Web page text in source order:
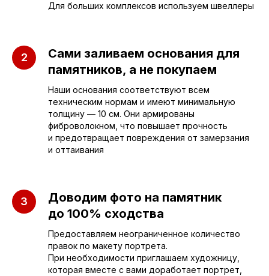
Для больших комплексов используем швеллеры
Сами заливаем основания для
памятников, а не покупаем
Наши основания соответствуют всем
техническим нормам и имеют минимальную
толщину — 10 см. Они армированы
фиброволокном, что повышает прочность
и предотвращает повреждения от замерзания
и оттаивания
Доводим фото на памятник
до 100% сходства
Предоставляем неограниченное количество
правок по макету портрета.
При необходимости приглашаем художницу,
которая вместе с вами доработает портрет,
sleza-v-kamne64@yandex.ru
+7 (962) 629-39-39
Отдел продаж
г. Саратов, улица имени Е.И.
г. Энгельс, Весёлая ул., 114
+7 (953) 637-24-55